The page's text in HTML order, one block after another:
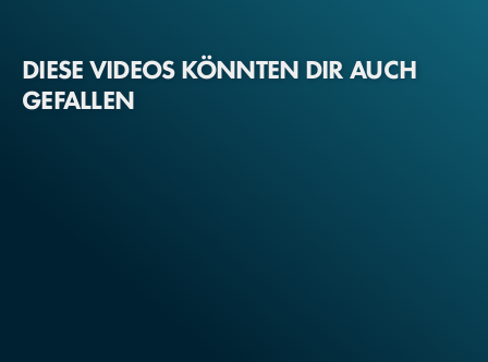
DIESE VIDEOS KÖNNTEN DIR AUCH
GEFALLEN